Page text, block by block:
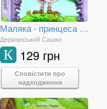
Маляка - принцеса Драконії
Дерманський Сашко
129 грн
К
Сповістити про
надходження